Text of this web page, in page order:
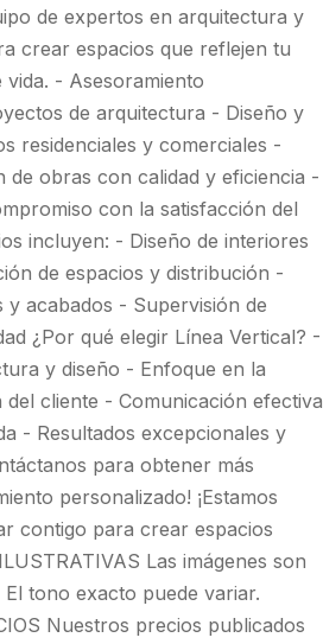
de expertos en arquitectura y
crear espacios que reflejen tu
vida. - Asesoramiento
de arquitectura - Diseño y
residenciales y comerciales -
de obras con calidad y eficiencia -
con la satisfacción del
incluyen: - Diseño de interiores
de espacios y distribución -
y acabados - Supervisión de
¿Por qué elegir Línea Vertical? -
y diseño - Enfoque en la
del cliente - Comunicación efectiva
- Resultados excepcionales y
para obtener más
personalizado! ¡Estamos
contigo para crear espacios
Las imágenes son
tono exacto puede variar.
Nuestros precios publicados